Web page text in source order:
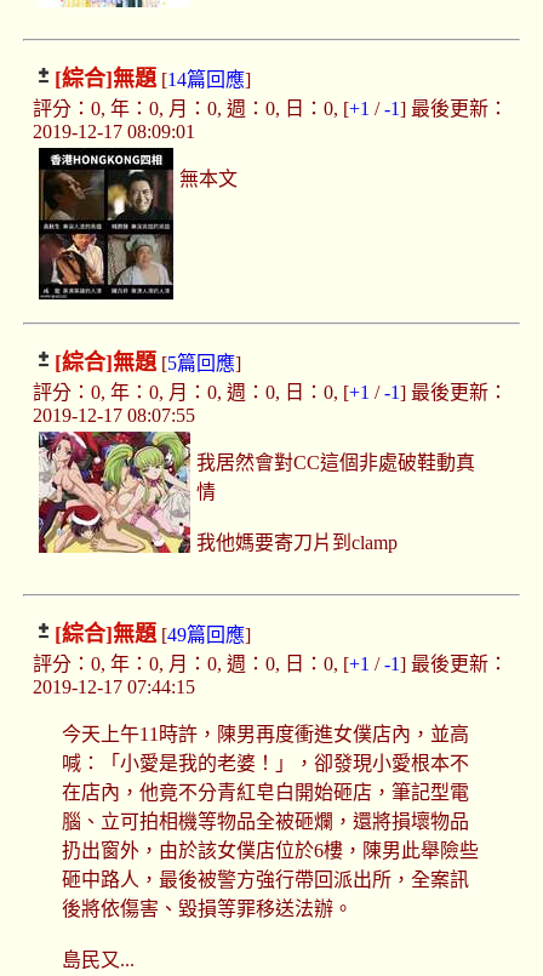
[綜合]無題[14篇回應]
評分：0, 年：0, 月：0, 週：0, 日：0, [+1 /-1] 最後更新：
2019-12-17 08:09:01
無本文
[綜合]無題[5篇回應]
評分：0, 年：0, 月：0, 週：0, 日：0, [+1 /-1] 最後更新：
2019-12-17 08:07:55
我居然會對CC這個非處破鞋動真
情
我他媽要寄刀片到clamp
[綜合]無題[49篇回應]
評分：0, 年：0, 月：0, 週：0, 日：0, [+1 /-1] 最後更新：
2019-12-17 07:44:15
今天上午11時許，陳男再度衝進女僕店內，並高
喊：「小愛是我的老婆！」，卻發現小愛根本不
在店內，他竟不分青紅皂白開始砸店，筆記型電
腦、立可拍相機等物品全被砸爛，還將損壞物品
扔出窗外，由於該女僕店位於6樓，陳男此舉險些
砸中路人，最後被警方強行帶回派出所，全案訊
後將依傷害、毀損等罪移送法辦。
島民又...